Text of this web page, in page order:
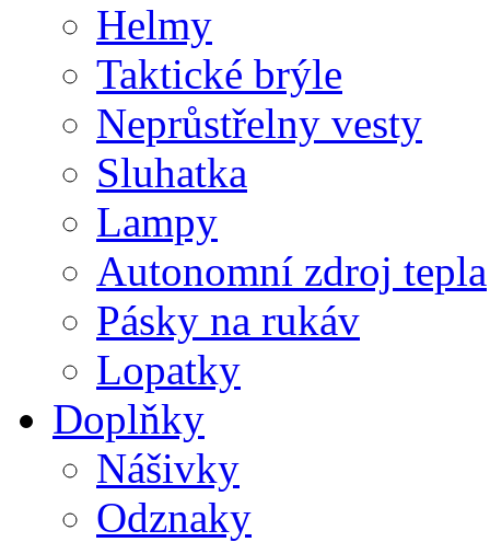
Helmy
Taktické brýle
Neprůstřelny vesty
Sluhatka
Lampy
Autonomní zdroj tepla
Pásky na rukáv
Lopatky
Doplňky
Nášivky
Odznaky